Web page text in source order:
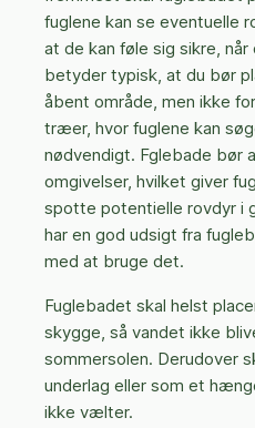
fuglene kan se eventuelle
at de kan føle sig sikre,
betyder typisk, at du bør
åbent område, men ikke
træer, hvor fuglene kan
nødvendigt. Fglebade bør
omgivelser, hvilket giver
spotte potentielle rovdyr i
har en god udsigt fra
med at bruge det.
Fuglebadet skal helst
skygge, så vandet ikke
sommersolen. Derudover
underlag eller som et
ikke vælter.